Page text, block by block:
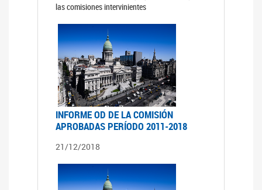
las comisiones intervinientes
INFORME OD DE LA COMISIÓN
APROBADAS PERÍODO 2011-2018
21/12/2018